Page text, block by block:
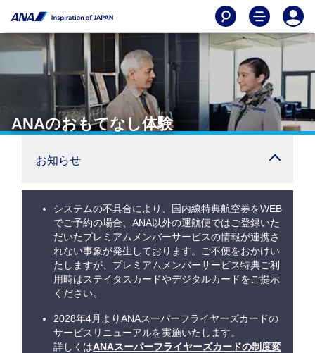
ANAのおもてなし体験
お知らせ
システムの不具合により、国内線特典航空券をWEB
でご予約の場合、ANA以外の運航便ではご登録いた
だいたプレミアムメンバーサービスの情報が連携さ
れない事象が発生しております。ご不便をおかけい
たしますが、プレミアムメンバーサービス特典ご利
用時はステイタスカードやデジタルカードをご提示
ください。
2028年4月よりANAスーパーフライヤーズカードの
サービスリニューアルを実施いたします。
詳しくはANAスーパーフライヤーズカードの制度変